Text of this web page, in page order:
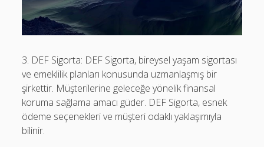
3. DEF Sigorta: DEF Sigorta, bireysel yaşam sigortası
ve emeklilik planları konusunda uzmanlaşmış bir
şirkettir. Müşterilerine geleceğe yönelik finansal
koruma sağlama amacı güder. DEF Sigorta, esnek
ödeme seçenekleri ve müşteri odaklı yaklaşımıyla
bilinir.